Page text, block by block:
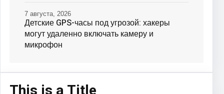
Детские GPS-часы под угрозой: хакеры
могут удаленно включать камеру и
микрофон
7 августа, 2026